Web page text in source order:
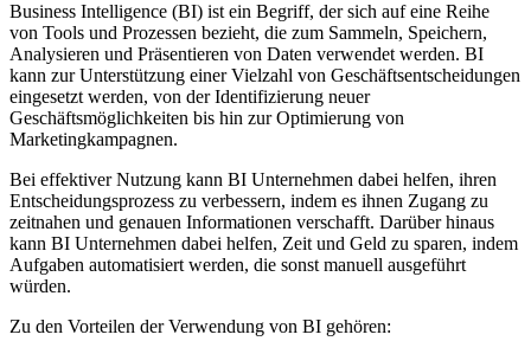
Business Intelligence (BI) ist ein Begriff, der sich auf eine Reihe
von Tools und Prozessen bezieht, die zum Sammeln, Speichern,
Analysieren und Präsentieren von Daten verwendet werden. BI
kann zur Unterstützung einer Vielzahl von Geschäftsentscheidungen
eingesetzt werden, von der Identifizierung neuer
Geschäftsmöglichkeiten bis hin zur Optimierung von
Marketingkampagnen.
Bei effektiver Nutzung kann BI Unternehmen dabei helfen, ihren
Entscheidungsprozess zu verbessern, indem es ihnen Zugang zu
zeitnahen und genauen Informationen verschafft. Darüber hinaus
kann BI Unternehmen dabei helfen, Zeit und Geld zu sparen, indem
Aufgaben automatisiert werden, die sonst manuell ausgeführt
würden.
Zu den Vorteilen der Verwendung von BI gehören: